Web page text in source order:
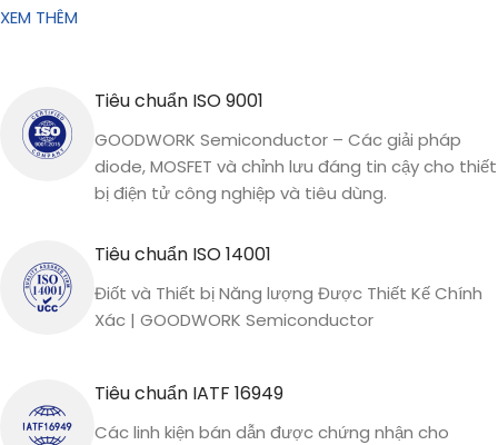
XEM THÊM
Tiêu chuẩn ISO 9001
GOODWORK Semiconductor – Các giải pháp
diode, MOSFET và chỉnh lưu đáng tin cậy cho thiết
bị điện tử công nghiệp và tiêu dùng.
Tiêu chuẩn ISO 14001
Điốt và Thiết bị Năng lượng Được Thiết Kế Chính
Xác | GOODWORK Semiconductor
Tiêu chuẩn IATF 16949
Các linh kiện bán dẫn được chứng nhận cho